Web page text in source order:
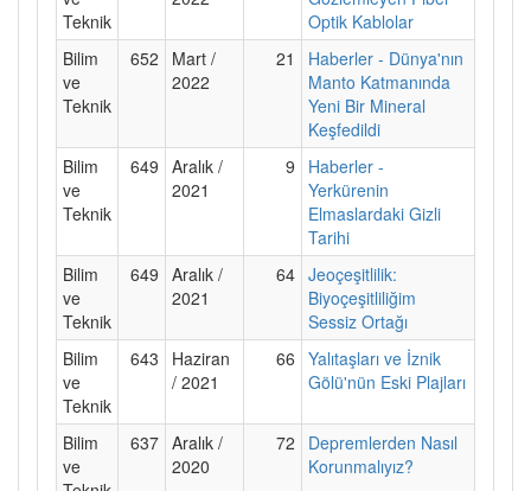
Teknik
Optik Kablolar
Bilim
ve
Teknik
652
Mart /
2022
21
Haberler - Dünya'nın
Manto Katmanında
Yeni Bir Mineral
Keşfedildi
Bilim
ve
Teknik
649 Aralık /
2021
9
Haberler -
Yerkürenin
Elmaslardaki Gizli
Tarihi
Bilim
ve
Teknik
649 Aralık /
2021
64 Jeoçeşitlilik:
Biyoçeşitliliğim
Sessiz Ortağı
Bilim
ve
Teknik
643
Haziran
/ 2021
66 Yalıtaşları ve İznik
Gölü'nün Eski Plajları
Bilim
ve
637 Aralık /
2020
72
Depremlerden Nasıl
Korunmalıyız?